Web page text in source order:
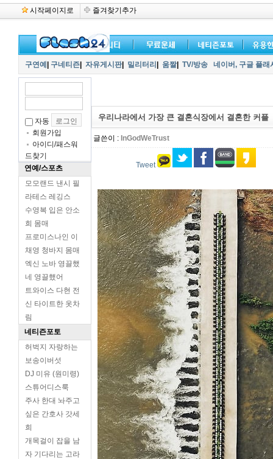
시작페이지로 즐겨찾기추가
구연예 구네티즌 자유게시판| 밀리터리 움짤| TV/방송 네이버, 구글 플
자동
회원가입
아이디/패스워
드찾기
연예/스포츠
모모랜드 낸시 필
라테스 레깅스
수영복 입은 안소
희 몸매
프로미스나인 이
채영 청바지 몸매
엑신 노바 영끌했
네 영끌했어
트와이스 다현 전
신 타이트한 옷차
림
네티즌포토
허벅지 자랑하는
보송이버섯
DJ 미유 (원미령)
스튜어디스룩
주사 한대 놔주고
싶은 간호사 갓세
희
개목걸이 잡을 남
자 기다리는 고라
우리나라에서 가장 큰 결혼식장에서 결혼한 커플
글쓴이 : InGodWeTrust
Tweet